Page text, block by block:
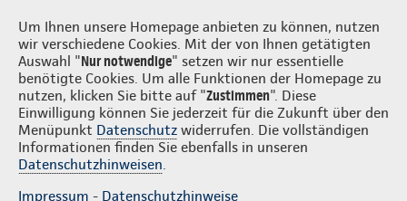
Um Ihnen unsere Homepage anbieten zu können, nutzen
wir verschiedene Cookies. Mit der von Ihnen getätigten
Auswahl "Nur notwendige" setzen wir nur essentielle
benötigte Cookies. Um alle Funktionen der Homepage zu
nutzen, klicken Sie bitte auf "Zustimmen". Diese
Einwilligung können Sie jederzeit für die Zukunft über den
Menüpunkt Datenschutz widerrufen. Die vollständigen
Informationen finden Sie ebenfalls in unseren
Datenschutzhinweisen.
Impressum - Datenschutzhinweise
Thorsten Grote Login
Gute Gründe Tarife & Leistungen Wissenswertes Beratung &